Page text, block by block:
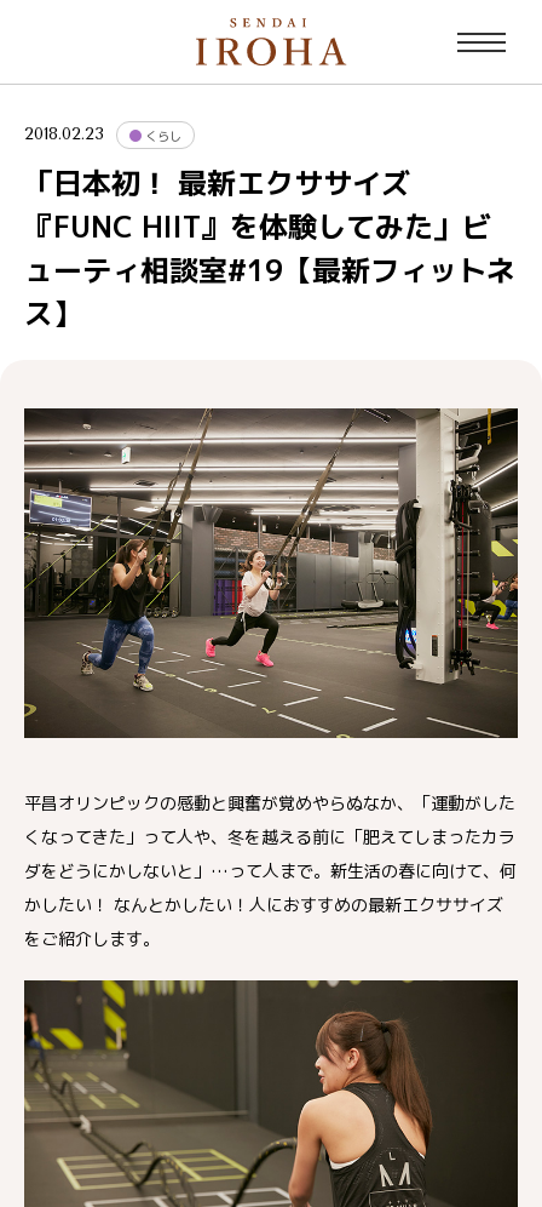
2018.02.23 くらし
「日本初！ 最新エクササイズ
『FUNC HIIT』を体験してみた」ビ
ューティ相談室#19【最新フィットネ
ス】
平昌オリンピックの感動と興奮が覚めやらぬなか、「運動がした
くなってきた」って人や、冬を越える前に「肥えてしまったカラ
ダをどうにかしないと」…って人まで。新生活の春に向けて、何
かしたい！ なんとかしたい！人におすすめの最新エクササイズ
をご紹介します。